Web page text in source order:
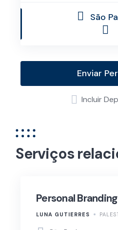
São
Enviar
Incluir
Serviços
Personal Branding
LUNA GUTIERRES